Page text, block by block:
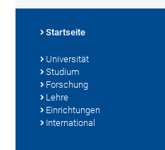
Startseite
Universität
Studium
Forschung
Lehre
Einrichtungen
International